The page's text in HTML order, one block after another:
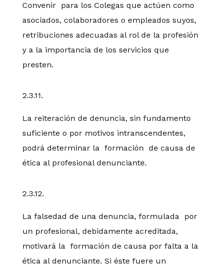
Convenir para los Colegas que actúen como
asociados, colaboradores o empleados suyos,
retribuciones adecuadas al rol de la profesión
y a la importancia de los servicios que
presten.
2.3.11.
La reiteración de denuncia, sin fundamento
suficiente o por motivos intranscendentes,
podrá determinar la formación de causa de
ética al profesional denunciante.
2.3.12.
La falsedad de una denuncia, formulada por
un profesional, debidamente acreditada,
motivará la formación de causa por falta a la
ética al denunciante. Si éste fuere un